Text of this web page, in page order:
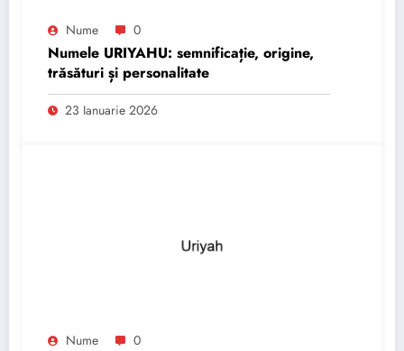
Nume 0
Numele URIYAHU: semnificație, origine,
trăsături și personalitate
23 Ianuarie 2026
Nume 0